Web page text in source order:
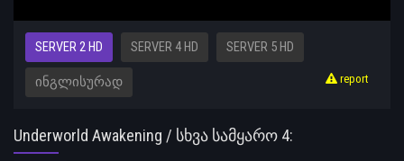
SERVER 2 HD SERVER 4 HD SERVER 5 HD
ᲘᲜᲒᲚᲘᲡᲣᲠᲐᲓ report
Underworld Awakening / სხვა სამყარო 4: